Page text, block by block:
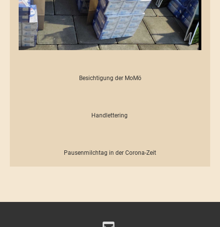
Besichtigung der MoMö
Handlettering
Pausenmilchtag in der Corona-Zeit